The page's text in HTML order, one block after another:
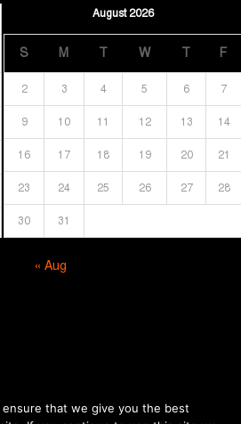
August 2026
S M T W T F
2 3 4 5 6 7
9 10 11 12 13 14
16 17 18 19 20 21
23 24 25 26 27 28
30 31
« Aug
কোনো লেখা, ছবি, ভিডিও অনুমতি ছাড়া ব্যবহার
ensure that we give you the best